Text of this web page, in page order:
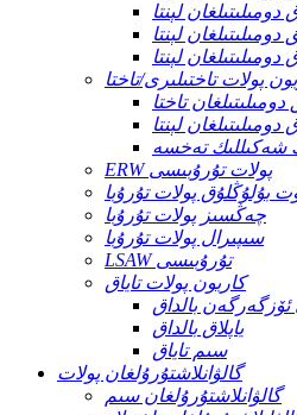
لېنتا
دومىلىتىلغان لېنتا
لېنتا
پولات تاختىلىرى/تاختا
دومىلىتىلغان تاختا
لېنتا
شەكىللىك تەخسە
ERW پولات تۇرۇبىسى
بۇلۇڭلۇق پولات تۇرۇبا
چەڭسىز پولات تۇرۇبا
سىپىرال پولات تۇرۇبا
LSAW تۇرۇبىسى
كاربون پولات تاياق
بالداق
ياپلاق بالداق
سىم تاياق
گالۋانلاشتۇرۇلغان پولات
گالۋانلاشتۇرۇلغان سىم